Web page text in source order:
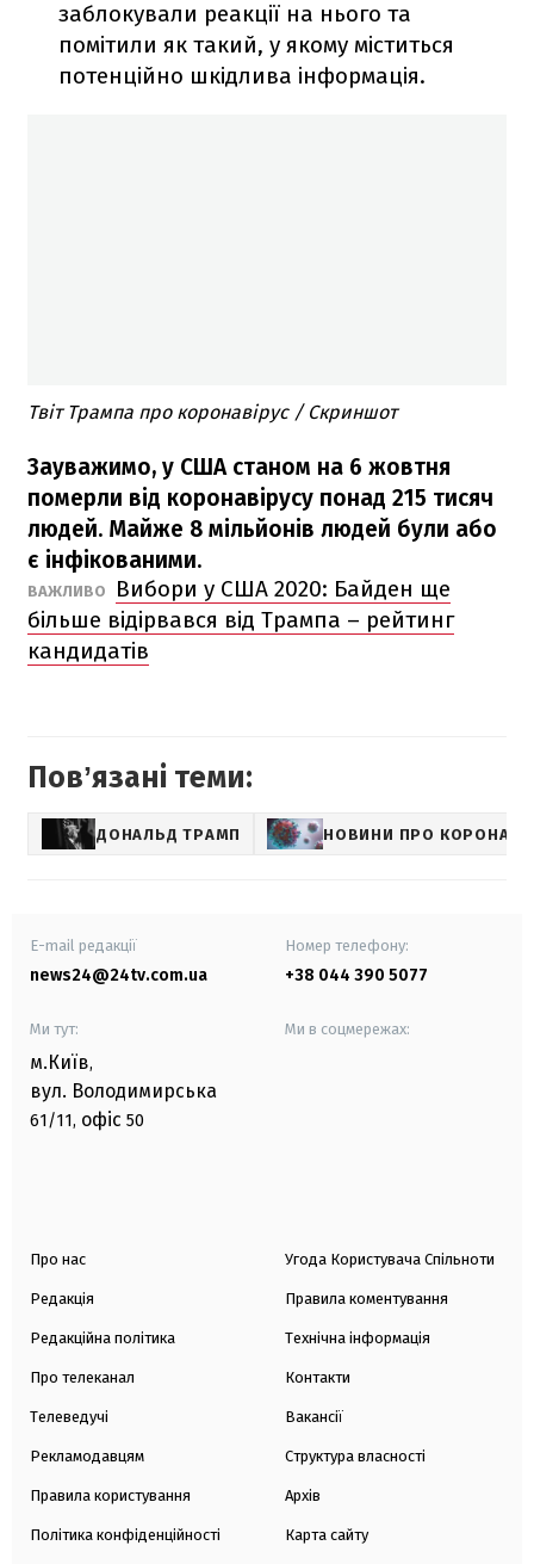
заблокували реакції на нього та
помітили як такий, у якому міститься
потенційно шкідлива ​​інформація.
Твіт Трампа про коронавірус / Скриншот
Зауважимо, у США станом на 6 жовтня
померли від коронавірусу понад 215 тисяч
людей. Майже 8 мільйонів людей були або
є інфікованими.
ВАЖЛИВО
Вибори у США 2020: Байден ще
більше відірвався від Трампа – рейтинг
кандидатів
Повʼязані теми:
ДОНАЛЬД ТРАМП НОВИНИ ПРО
E-mail редакції
news24@24tv.com.ua
Номер телефону:
+38 044 390 5077
Ми тут:
м.Київ,
вул. Володимирська
61/11, офіс 50
Ми в соцмережах:
Про нас
Редакція
Редакційна політика
Про телеканал
Телеведучі
Рекламодавцям
Правила користування
Політика конфіденційності
Угода Користувача Спільноти
Правила коментування
Технічна інформація
Контакти
Вакансії
Структура власності
Архів
Карта сайту